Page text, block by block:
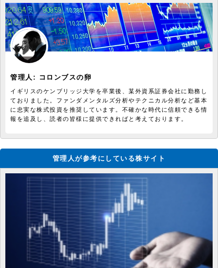
管理人: コロンブスの卵
イギリスのケンブリッジ大学を卒業後、某外資系証券会社に勤務し
ておりました。ファンダメンタルズ分析やテクニカル分析など基本
に忠実な株式投資を推奨しています。不確かな時代に信頼できる情
報を追及し、読者の皆様に提供できればと考えております。
管理人が参考にしている株サイト